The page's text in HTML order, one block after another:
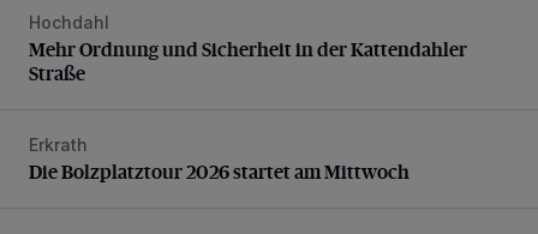
Mehr Ordnung und Sicherheit in der Kattendahler Straße
Hochdahl
Mehr Ordnung und Sicherheit in der Kattendahler
Straße
Die Bolzplatztour 2026 startet am Mittwoch
Erkrath
Die Bolzplatztour 2026 startet am Mittwoch